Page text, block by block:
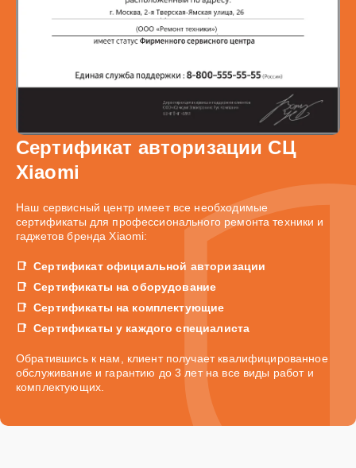
Сертификат авторизации СЦ
Xiaomi
Наш сервисный центр имеет все необходимые
сертификаты для профессионального ремонта техники и
гаджетов бренда Xiaomi:
Сертификат официальной авторизации
Сертификаты на оборудование
Сертификаты на комплектующие
Сертификаты у каждого специалиста
Обратившись к нам, клиент получает квалифицированное
обслуживание и гарантию до 3 лет на все виды работ и
комплектующих.